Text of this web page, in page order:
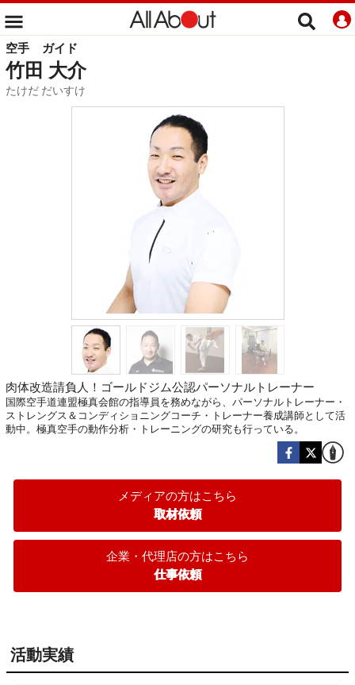
空手 ガイド
竹田 大介
たけだ だいすけ
肉体改造請負人！ゴールドジム公認パーソナルトレーナー
国際空手道連盟極真会館の指導員を務めながら、パーソナルトレーナー・
ストレングス＆コンディショニングコーチ・トレーナー養成講師として活
動中。極真空手の動作分析・トレーニングの研究も行っている。
メディアの方はこちら
取材依頼
企業・代理店の方はこちら
仕事依頼
活動実績